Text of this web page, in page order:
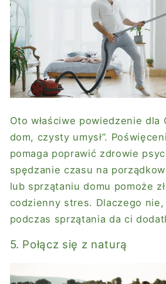
Oto właściwe powiedzenie dla
dom, czysty umysł”.
pomaga poprawić zdrowie
spędzanie czasu na
lub sprzątaniu domu pomoże
codzienny stres. Dlaczego nie,
podczas sprzątania da ci
5. Połącz się z naturą